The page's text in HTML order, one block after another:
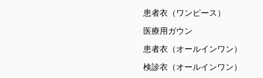
患者衣（ワンピース）
医療用ガウン
患者衣（オールインワン）
検診衣（オールインワン）